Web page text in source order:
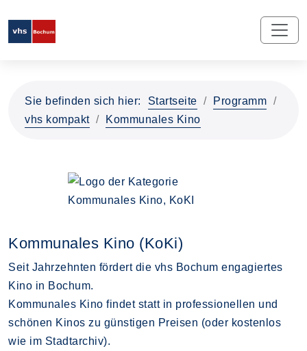
Sie befinden sich hier: Startseite
Programm
vhs kompakt
Kommunales Kino
Kommunales Kino (KoKi)
Seit Jahrzehnten fördert die vhs Bochum engagiertes
Kino in Bochum.
Kommunales Kino findet statt in professionellen und
schönen Kinos zu günstigen Preisen (oder kostenlos
wie im Stadtarchiv).